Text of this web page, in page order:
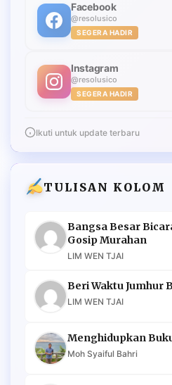
Facebook
@resolusico
SEGERA HADIR
Instagram
@resolusico
SEGERA HADIR
Ikuti untuk update terbaru
TULISAN KOLOM
Bangsa Besar
Gosip Murahan
LIM WEN TJAI
Beri Waktu Jumhur
LIM WEN TJAI
Menghidupkan
Moh Syaiful Bahri